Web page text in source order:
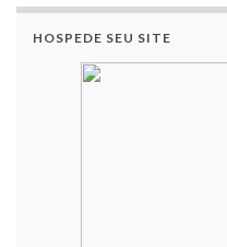
HOSPEDE SEU SITE